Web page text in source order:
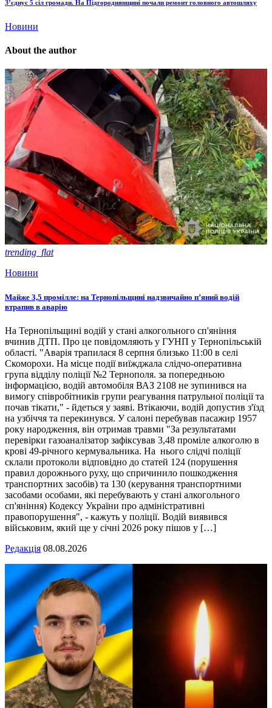
З’єднує 5 сіл громади. На Підгороднянщині почали ремонт головного автошляху
Новини
About the author
trending_flat
Новини
Майже 3,5 промілле: на Тернопільщині надзвичайно п’яний водій
втрапив в аварію
На Тернопільщині водій у стані алкогольного сп'яніння
вчинив ДТП. Про це повідомляють у ГУНП у Тернопільській
області. "Аварія трапилася 8 серпня близько 11:00 в селі
Скоморохи. На місце події виїжджала слідчо-оперативна
група відділу поліції №2 Тернополя. за попередньою
інформацією, водій автомобіля ВАЗ 2108 не зупинився на
вимогу співробітників групи реагування патрульної поліції та
почав тікати," - йдеться у заяві. Втікаючи, водій допустив з'їзд
на узбіччя та перекинувся. У салоні перебував пасажир 1957
року народження, він отримав травми "За результатами
перевірки газоаналізатор зафіксував 3,48 проміле алкоголю в
крові 49-річного кермувальника. На нього слідчі поліції
склали протоколи відповідно до статей 124 (порушення
правил дорожнього руху, що спричинило пошкодження
транспортних засобів) та 130 (керування транспортними
засобами особами, які перебувають у стані алкогольного
сп'яніння) Кодексу України про адміністративні
правопорушення", - кажуть у поліції. Водій виявився
військовим, який ще у січні 2026 року пішов у […]
Редакція 08.08.2026